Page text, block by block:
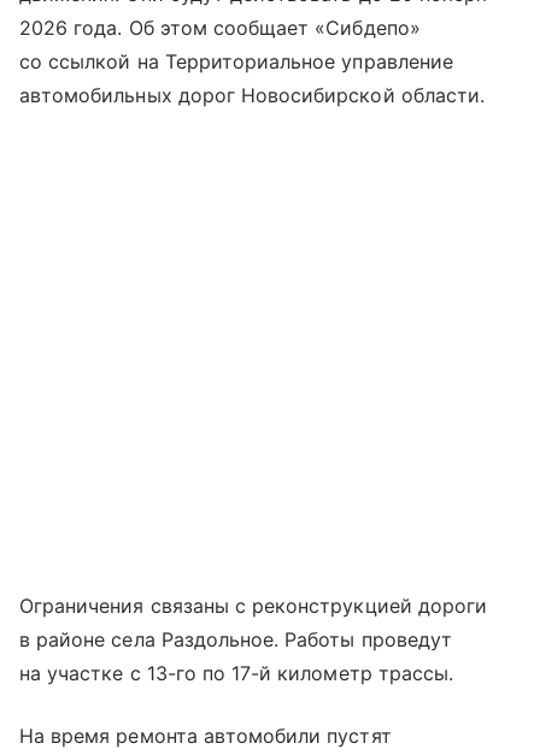
2026 года. Об этом сообщает «Сибдепо»
со ссылкой на Территориальное управление
автомобильных дорог Новосибирской области.
Ограничения связаны с реконструкцией дороги
в районе села Раздольное. Работы проведут
на участке с 13-го по 17-й километр трассы.
На время ремонта автомобили пустят